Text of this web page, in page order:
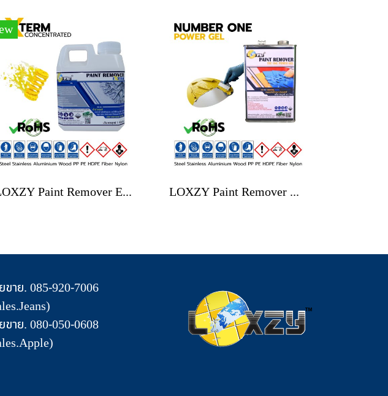
LOXZY Paint Remover EXTERM LOXZY Paint Remover No.1 Power Gel
ขาย. 085-920-7006
ขาย. 080-050-0608